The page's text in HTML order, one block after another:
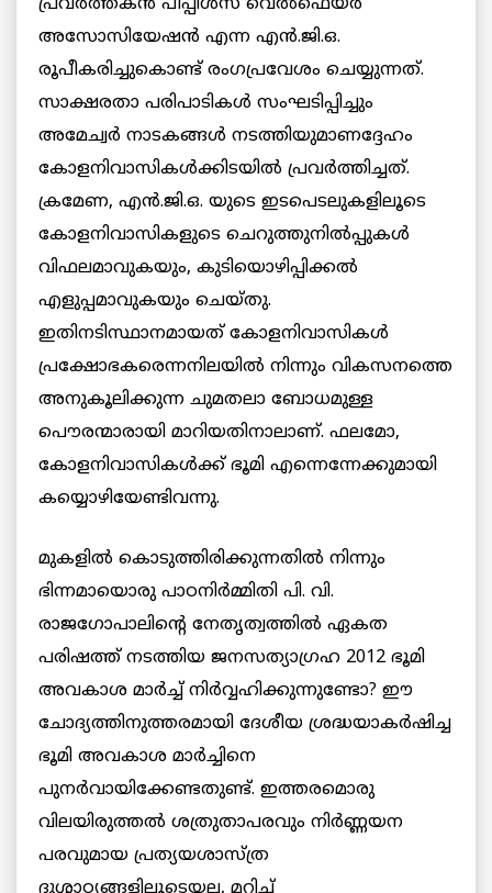
പ്രവര്‍ത്തകന്‍ പീപ്പിള്‍സ് വെല്‍ഫെയര്‍
അസോസിയേഷന്‍ എന്ന എന്‍.ജി.ഒ.
രൂപീകരിച്ചുകൊണ്ട് രംഗപ്രവേശം ചെയ്യുന്നത്.
സാക്ഷരതാ പരിപാടികള്‍ സംഘടിപ്പിച്ചും
അമേച്വര്‍ നാടകങ്ങള്‍ നടത്തിയുമാണദ്ദേഹം
കോളനിവാസികള്‍ക്കിടയില്‍ പ്രവര്‍ത്തിച്ചത്.
ക്രമേണ, എന്‍.ജി.ഒ. യുടെ ഇടപെടലുകളിലൂടെ
കോളനിവാസികളുടെ ചെറുത്തുനില്‍പ്പുകള്‍
വിഫലമാവുകയും, കുടിയൊഴിപ്പിക്കല്‍
എളുപ്പമാവുകയും ചെയ്തു.
ഇതിനടിസ്ഥാനമായത് കോളനിവാസികള്‍
പ്രക്ഷോഭകരെന്നനിലയില്‍ നിന്നും വികസനത്തെ
അനുകൂലിക്കുന്ന ചുമതലാ ബോധമുള്ള
പൌരന്മാരായി മാറിയതിനാലാണ്. ഫലമോ,
കോളനിവാസികള്‍ക്ക് ഭൂമി എന്നെന്നേക്കുമായി
കയ്യൊഴിയേണ്ടിവന്നു.
മുകളില്‍ കൊടുത്തിരിക്കുന്നതില്‍ നിന്നും
ഭിന്നമായൊരു പാഠനിര്‍മ്മിതി പി. വി.
രാജഗോപാലിന്റെ നേതൃത്വത്തില്‍ ഏകത
പരിഷത്ത് നടത്തിയ ജനസത്യാഗ്രഹ 2012 ഭൂമി
അവകാശ മാര്‍ച്ച് നിര്‍വ്വഹിക്കുന്നുണ്ടോ? ഈ
ചോദ്യത്തിനുത്തരമായി ദേശീയ ശ്രദ്ധയാകര്‍ഷിച്ച
ഭൂമി അവകാശ മാര്‍ച്ചിനെ
പുനര്‍വായിക്കേണ്ടതുണ്ട്. ഇത്തരമൊരു
വിലയിരുത്തല്‍ ശത്രുതാപരവും നിര്‍ണ്ണയന
പരവുമായ പ്രത്യയശാസ്ത്ര